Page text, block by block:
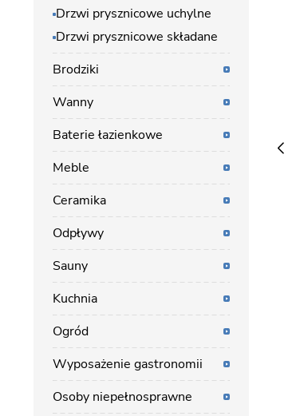
Drzwi prysznicowe uchylne
Drzwi prysznicowe składane
Brodziki
Wanny
Baterie łazienkowe
Meble
Ceramika
Odpływy
Sauny
Kuchnia
Ogród
Wyposażenie gastronomii
Osoby niepełnosprawne